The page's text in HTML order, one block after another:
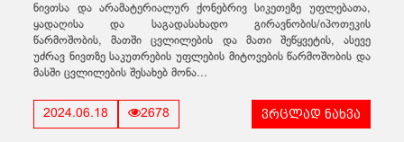
ნივთსა და არამატერიალურ ქონებრივ სიკეთეზე უფლებათა,
ყადაღისა და საგადასახადო გირავნობის/იპოთეკის
წარმოშობის, მათში ცვლილების და მათი შეწყვეტის, ასევე
უძრავ ნივთზე საკუთრების უფლების მიტოვების წარმოშობის და
მასში ცვლილების შესახებ მონა...
2024.06.18 2678 ვრცლად ნახვა